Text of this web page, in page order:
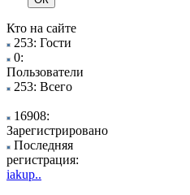
Кто на сайте
253: Гости
0:
Пользователи
253: Всего
16908:
Зарегистрировано
Последняя
регистрация:
iakup..